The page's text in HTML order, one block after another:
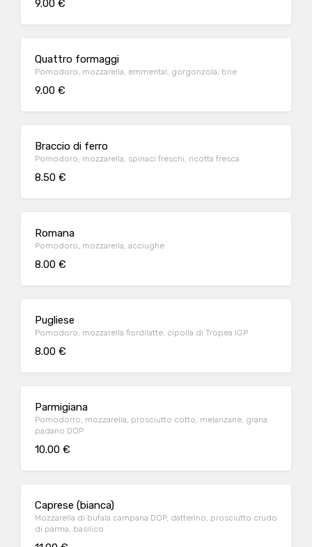
9.00 €
Quattro formaggi
Pomodoro, mozzarella, emmental, gorgonzola, brie
9.00 €
Braccio di ferro
Pomodoro, mozzarella, spinaci freschi, ricotta fresca
8.50 €
Romana
Pomodoro, mozzarella, acciughe
8.00 €
Pugliese
Pomodoro, mozzarella fiordilatte, cipolla di Tropea IGP
8.00 €
Parmigiana
Pomodorro, mozzarella, prosciutto cotto, melanzane, grana
padano DOP
10.00 €
Caprese (bianca)
Mozzarella di bufala campana DOP, datterino, prosciutto crudo
di parma, basilico